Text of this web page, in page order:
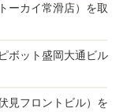
ーカイ常滑店）を取
ボット盛岡大通ビル
見フロントビル）を